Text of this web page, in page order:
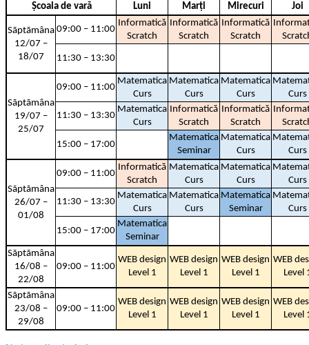
Școala de vară Luni Marți Mirecuri Joi
Sãptãmâna
12/07 –
18/07
09:00 – 11:00
Informatică
Scratch
Informatică
Scratch
Informatică
Scratch
11:30 – 13:30
Sãptãmâna
19/07 –
25/07
09:00 – 11:00
Matematica
Curs
Matematica
Curs
Matematica
Curs
Curs
11:30 – 13:30
Matematica
Curs
Informatică
Scratch
Informatică
Scratch
15:00 – 17:00
Matematica
Seminar
Matematica
Curs
Curs
Sãptãmâna
26/07 –
01/08
09:00 – 11:00
Informatică
Scratch
Matematica
Curs
Matematica
Curs
Curs
11:30 – 13:30
Matematica
Curs
Matematica
Curs
Matematica
Seminar
Curs
15:00 – 17:00
Matematica
Seminar
Sãptãmâna
16/08 –
22/08
09:00 – 11:00
WEB design
Level 1
WEB design
Level 1
WEB design
Level 1
WEB
Level
Sãptãmâna
23/08 –
29/08
09:00 – 11:00
WEB design
Level 1
WEB design
Level 1
WEB design
Level 1
WEB
Level